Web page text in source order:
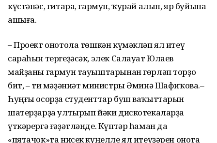
күстәнәс, гитара, гармун, ҡурай алып, яр буйына
ашыға.
– Проект онотола төшкән күмәкләп ял итеү
сараһын тергеҙәсәк, элек Салауат Юлаев
майҙаны гармун тауыштарынан гөрләп торҙо
бит, – ти мәҙәниәт министры Әминә Шафиҡова.–
Һуңғы осорҙа студенттар буш ваҡыттарын
шатерҙарҙа ултырып йәки дискотекаларҙа
үткәрергә ғәҙәтләнде. Күптәр һаман да
«пятачок»та нисек күңелле ял итеүҙәрен онота